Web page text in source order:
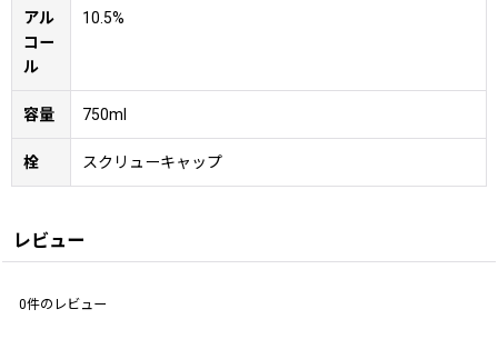
アル
コー
ル
10.5%
容量 750ml
栓 スクリューキャップ
レビュー
0件のレビュー